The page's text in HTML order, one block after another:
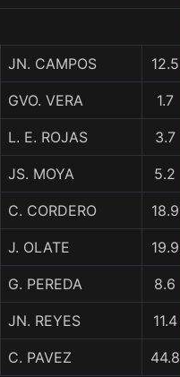
JN. CAMPOS 12.5
GVO. VERA 1.7
L. E. ROJAS 3.7
JS. MOYA 5.2
C. CORDERO 18.9
J. OLATE 19.9
G. PEREDA 8.6
JN. REYES 11.4
C. PAVEZ 44.8